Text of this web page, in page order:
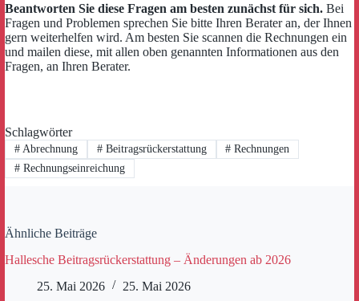
Beantworten Sie diese Fragen am besten zunächst für sich. Bei
Fragen und Problemen sprechen Sie bitte Ihren Berater an, der Ihnen
gern weiterhelfen wird. Am besten Sie scannen die Rechnungen ein
und mailen diese, mit allen oben genannten Informationen aus den
Fragen, an Ihren Berater.
Schlagwörter
#Abrechnung #Beitragsrückerstattung # Rechnungen
#Rechnungseinreichung
Ähnliche Beiträge
Hallesche Beitragsrückerstattung – Änderungen ab 2026
25. Mai 2026
25. Mai 2026